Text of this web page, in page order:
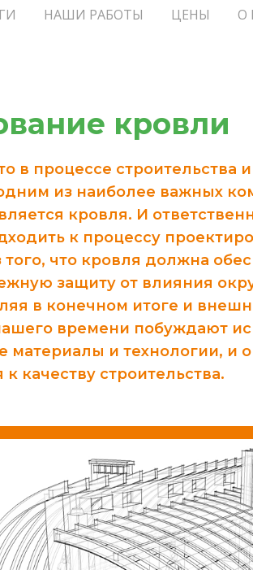
НАШИ РАБОТЫ ЦЕНЫ О
кровли
в процессе строительства и
из наиболее важных
кровля. И
к процессу
что кровля должна
защиту от влияния
в конечном итоге и
времени побуждают
материалы и технологии, и
качеству строительства.